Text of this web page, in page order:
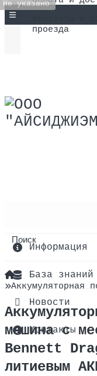
проезда
Информация
О компании
Сертификаты
Оплата и
База знаний
Новости
Контакты
Аккумуляторная
машина с
Bennett
литиевым
Не указано